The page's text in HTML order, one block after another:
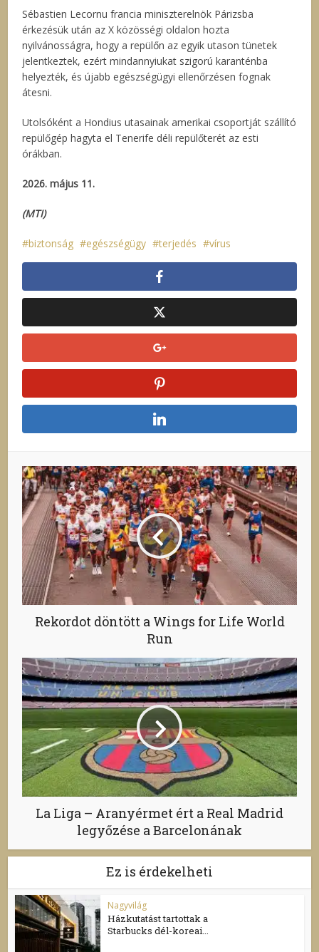
Sébastien Lecornu francia miniszterelnök Párizsba
érkezésük után az X közösségi oldalon hozta
nyilvánosságra, hogy a repülőn az egyik utason tünetek
jelentkeztek, ezért mindannyiukat szigorú karanténba
helyezték, és újabb egészségügyi ellenőrzésen fognak
átesni.
Utolsóként a Hondius utasainak amerikai csoportját szállító
repülőgép hagyta el Tenerife déli repülőterét az esti
órákban.
2026. május 11.
(MTI)
biztonság egészségügy terjedés vírus
Rekordot döntött a Wings for Life World
Run
La Liga – Aranyérmet ért a Real Madrid
legyőzése a Barcelonának
Ez is érdekelheti
Nagyvilág
Házkutatást tartottak a
Starbucks dél-koreai...